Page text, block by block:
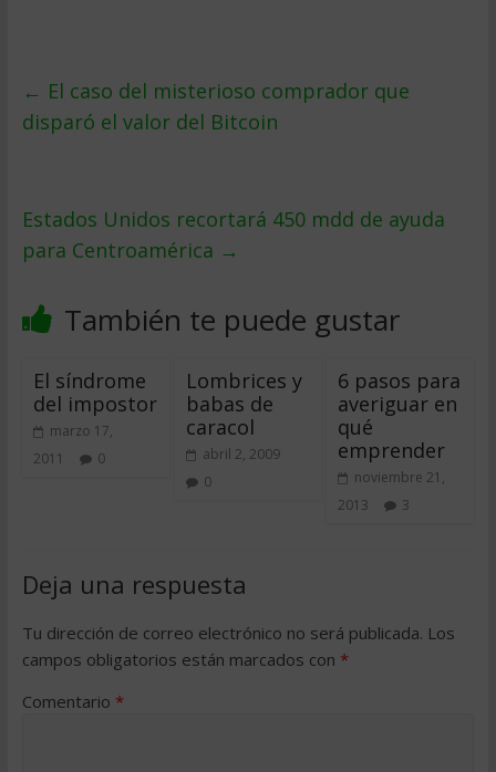
← El caso del misterioso comprador que
disparó el valor del Bitcoin
Estados Unidos recortará 450 mdd de ayuda
para Centroamérica →
También te puede gustar
El síndrome
del impostor
marzo 17,
2011
0
Lombrices y
babas de
caracol
abril 2, 2009
0
6 pasos para
averiguar en
qué
emprender
noviembre 21,
2013
3
Deja una respuesta
Tu dirección de correo electrónico no será publicada. Los
campos obligatorios están marcados con *
Comentario *